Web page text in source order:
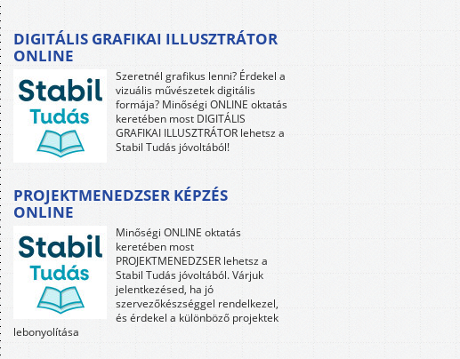
DIGITÁLIS GRAFIKAI ILLUSZTRÁTOR
ONLINE
Szeretnél grafikus lenni? Érdekel a
vizuális művészetek digitális
formája? Minőségi ONLINE oktatás
keretében most DIGITÁLIS
GRAFIKAI ILLUSZTRÁTOR lehetsz a
Stabil Tudás jóvoltából!
PROJEKTMENEDZSER KÉPZÉS
ONLINE
Minőségi ONLINE oktatás
keretében most
PROJEKTMENEDZSER lehetsz a
Stabil Tudás jóvoltából. Várjuk
jelentkezésed, ha jó
szervezőkészséggel rendelkezel,
és érdekel a különböző projektek
lebonyolítása